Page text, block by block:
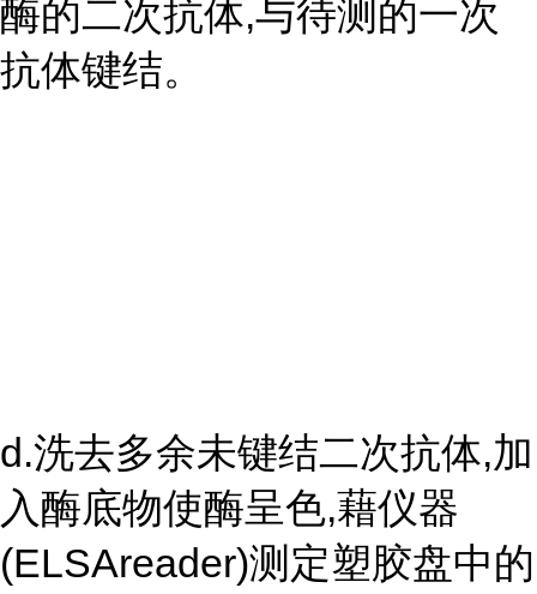
酶的二次抗体,与待测的一次
抗体键结。
d.洗去多余未键结二次抗体,加
入酶底物使酶呈色,藉仪器
(ELSAreader)测定塑胶盘中的